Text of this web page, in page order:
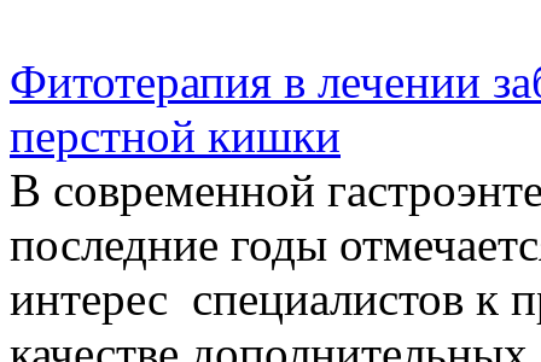
Фитотерапия в лечении
перстной кишки
В современной
последние годы
интерес специалистов к